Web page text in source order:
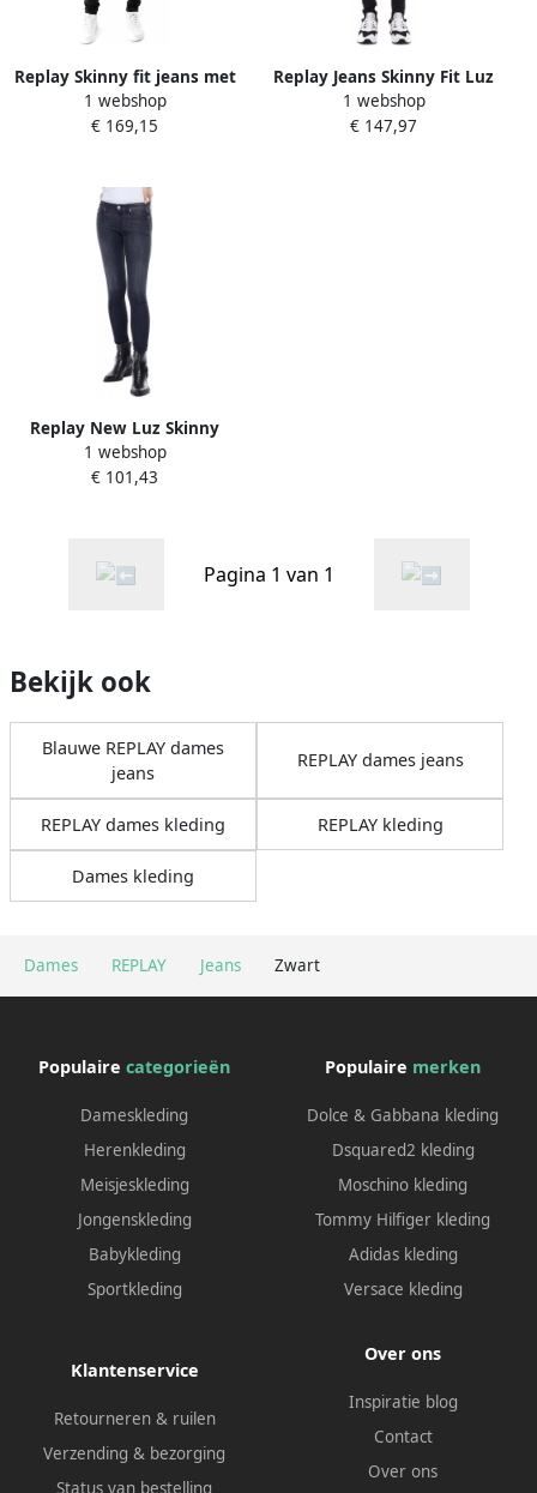
Dames REPLAY Jeans Zwart
Replay Skinny fit jeans met
stretch model 'Luzien'
1 webshop
€ 169,15
Replay Jeans Skinny Fit Luz
Rpy_Wx689J.000.85B
531.098 Zwart Dames
1 webshop
€ 147,97
Replay New Luz Skinny
Jeans Black Dames
1 webshop
€ 101,43
Pagina 1 van 1
Bekijk ook
Blauwe REPLAY dames
jeans
REPLAY dames jeans
REPLAY dames kleding REPLAY kleding
Dames kleding
Populaire categorieën
Dameskleding
Herenkleding
Meisjeskleding
Jongenskleding
Babykleding
Sportkleding
Populaire merken
Dolce & Gabbana kleding
Dsquared2 kleding
Moschino kleding
Tommy Hilfiger kleding
Adidas kleding
Versace kleding
Klantenservice
Retourneren & ruilen
Verzending & bezorging
Status van bestelling
Over ons
Inspiratie blog
Contact
Over ons